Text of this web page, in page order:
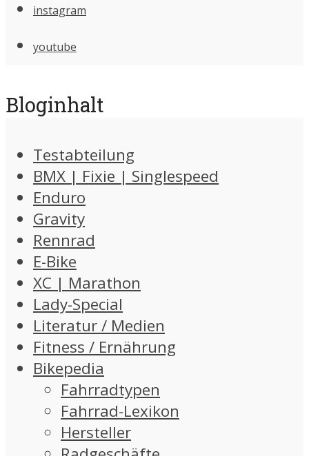
instagram
youtube
Bloginhalt
Testabteilung
BMX | Fixie | Singlespeed
Enduro
Gravity
Rennrad
E-Bike
XC | Marathon
Lady-Special
Literatur / Medien
Fitness / Ernährung
Bikepedia
Fahrradtypen
Fahrrad-Lexikon
Hersteller